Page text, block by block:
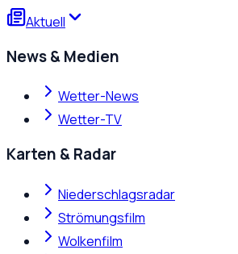
Aktuell
News & Medien
Wetter-News
Wetter-TV
Karten & Radar
Niederschlagsradar
Strömungsfilm
Wolkenfilm